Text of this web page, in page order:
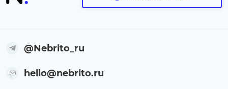
@Nebrito_ru
hello@nebrito.ru